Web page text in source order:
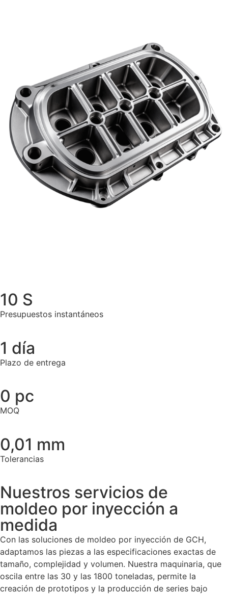
10 S
Presupuestos instantáneos
1 día
Plazo de entrega
0 pc
MOQ
0,01 mm
Tolerancias
Nuestros servicios de
moldeo por inyección a
medida
Con las soluciones de moldeo por inyección de GCH,
adaptamos las piezas a las especificaciones exactas de
tamaño, complejidad y volumen. Nuestra maquinaria, que
oscila entre las 30 y las 1800 toneladas, permite la
creación de prototipos y la producción de series bajo